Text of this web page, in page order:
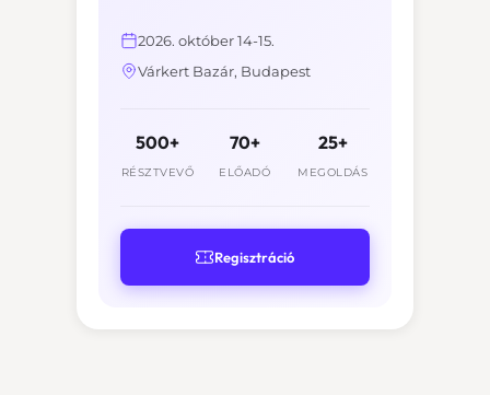
2026. október 14-15.
Várkert Bazár, Budapest
500+
RÉSZTVEVŐ
70+
ELŐADÓ
25+
MEGOLDÁS
Regisztráció